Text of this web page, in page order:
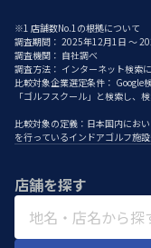
※1 店舗数No.1の根拠について
調査期間： 2025年12月1日 ～
調査機関： 自社調べ
調査方法： インターネット検索
比較対象企業選定条件： Google
「ゴルフスクール」と検索し、
比較対象の定義：日本国内にお
を行っているインドアゴルフ施設
店舗を探す